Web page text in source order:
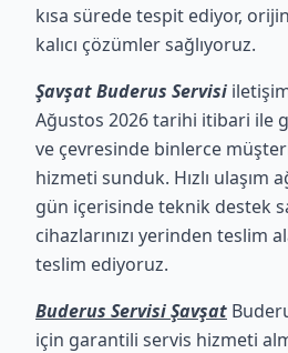
kısa sürede tespit ediyor,
kalıcı çözümler sağlıyoruz.
Şavşat Buderus Servisi
Ağustos 2026 tarihi itibari ile
ve çevresinde binlerce
hizmeti sunduk. Hızlı ulaşım
gün içerisinde teknik destek
cihazlarınızı yerinden teslim
teslim ediyoruz.
Buderus Servisi Şavşat
için garantili servis hizmeti